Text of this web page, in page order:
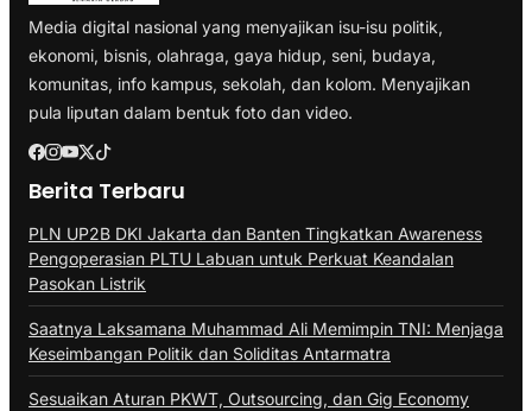
Media digital nasional yang menyajikan isu-isu politik,
ekonomi, bisnis, olahraga, gaya hidup, seni, budaya,
komunitas, info kampus, sekolah, dan kolom. Menyajikan
pula liputan dalam bentuk foto dan video.
Berita Terbaru
PLN UP2B DKI Jakarta dan Banten Tingkatkan Awareness
Pengoperasian PLTU Labuan untuk Perkuat Keandalan
Pasokan Listrik
Saatnya Laksamana Muhammad Ali Memimpin TNI: Menjaga
Keseimbangan Politik dan Soliditas Antarmatra
Sesuaikan Aturan PKWT, Outsourcing, dan Gig Economy